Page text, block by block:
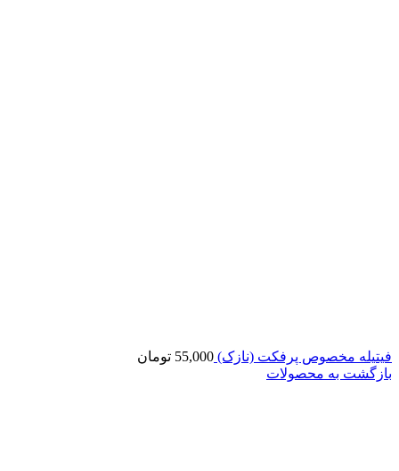
فیتیله مخصوص پرفکت (نازک) 55,000 تومان
بازگشت به محصولات